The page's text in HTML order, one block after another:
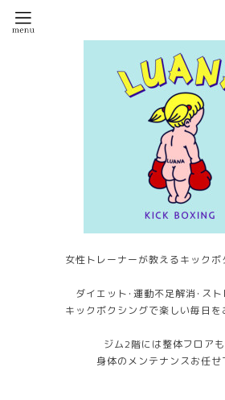
女性トレーナーが教えるキックボ
ダイエット･運動不足解消･スト
キックボクシングで楽しい毎日
ジム2階には整体フロアも
身体のメンテナンスお任せ